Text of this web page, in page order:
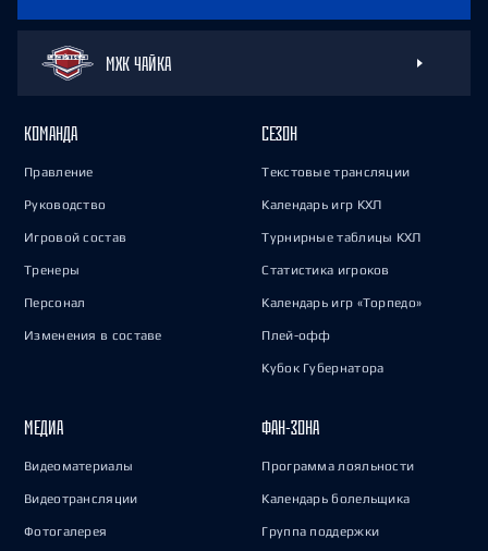
МХК ЧАЙКА
КОМАНДА
Правление
Руководство
Игровой состав
Тренеры
Персонал
Изменения в составе
СЕЗОН
Текстовые трансляции
Календарь игр КХЛ
Турнирные таблицы КХЛ
Статистика игроков
Календарь игр «Торпедо»
Плей-офф
Кубок Губернатора
МЕДИА
Видеоматериалы
Видеотрансляции
Фотогалерея
ФАН-ЗОНА
Программа лояльности
Календарь болельщика
Группа поддержки